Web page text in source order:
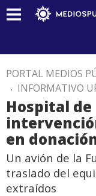
PORTAL MEDIOS
. INFORMATIVO
Hospital
en
Un avión de la
traslado del
extraídos